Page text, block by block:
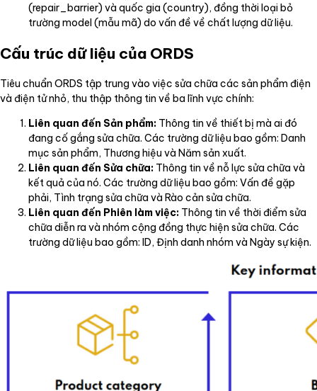
(repair_barrier) và quốc gia (country), đồng thời loại bỏ
trường model (mẫu mã) do vấn đề về chất lượng dữ liệu.
Cấu trúc dữ liệu của ORDS
Tiêu chuẩn ORDS tập trung vào việc sửa chữa các sản phẩm điện
và điện tử nhỏ, thu thập thông tin về ba lĩnh vực chính:
Liên quan đến Sản phẩm: Thông tin về thiết bị mà ai đó
đang cố gắng sửa chữa. Các trường dữ liệu bao gồm: Danh
mục sản phẩm, Thương hiệu và Năm sản xuất.
Liên quan đến Sửa chữa: Thông tin về nỗ lực sửa chữa và
kết quả của nó. Các trường dữ liệu bao gồm: Vấn đề gặp
phải, Tình trạng sửa chữa và Rào cản sửa chữa.
Liên quan đến Phiên làm việc: Thông tin về thời điểm sửa
chữa diễn ra và nhóm cộng đồng thực hiện sửa chữa. Các
trường dữ liệu bao gồm: ID, Định danh nhóm và Ngày sự kiện.